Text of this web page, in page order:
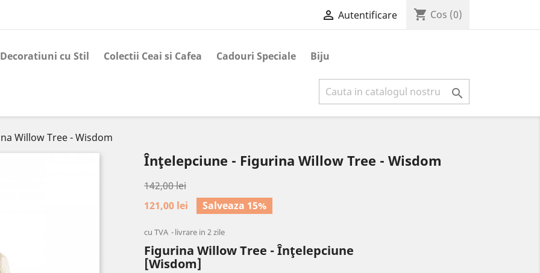
 Autentificare shopping_cart Cos (0)
Decoratiuni cu Stil Colectii Ceai si Cafea Cadouri Speciale Biju

Willow Tree - Wisdom
Înţelepciune - Figurina Willow Tree - Wisdom
142,00 lei
121,00 lei
Salveaza 15%
cu TVA livrare in 2 zile
Figurina Willow Tree - Înţelepciune
[Wisdom]